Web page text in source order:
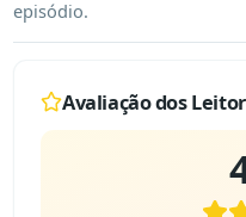
episódio.
Avaliação dos